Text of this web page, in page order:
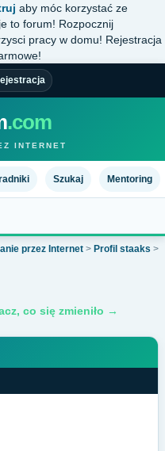
aby móc korzystać ze
to forum! Rozpocznij
pracy w domu! Rejestracja
.com
INTERNET
Szukaj Mentoring
przez Internet > Profil staaks >
co się zmieniło →